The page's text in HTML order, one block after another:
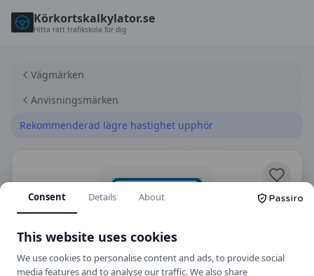
Körkortskalkylator.se
Hitta rätt trafikskola för dig
Vägmärken
Anvisningsmärken
Rekommenderad lägre hastighet upphör
Consent Details About
This website uses cookies
We use cookies to personalise content and ads, to provide social
media features and to analyse our traffic. We also share